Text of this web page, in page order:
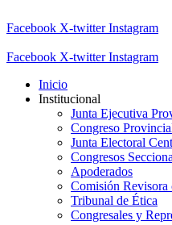
Facebook X-twitter Instagram
Facebook X-twitter Instagram
Inicio
Institucional
Junta Ejecutiva
Congreso
Junta Electoral
Congresos
Apoderados
Comisión Revisora
Tribunal de Ética
Congresales y